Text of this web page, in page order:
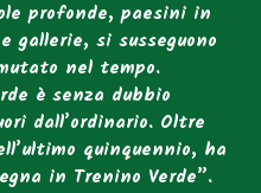
profonde, paesini in
si susseguono
nel tempo.
è senza dubbio
dall’ordinario. Oltre
quinquennio, ha
in Trenino Verde”.